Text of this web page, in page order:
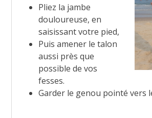
Pliez la jambe
douloureuse, en
saisissant votre pied,
Puis amener le talon
aussi près que
possible de vos
fesses.
Garder le genou pointé vers